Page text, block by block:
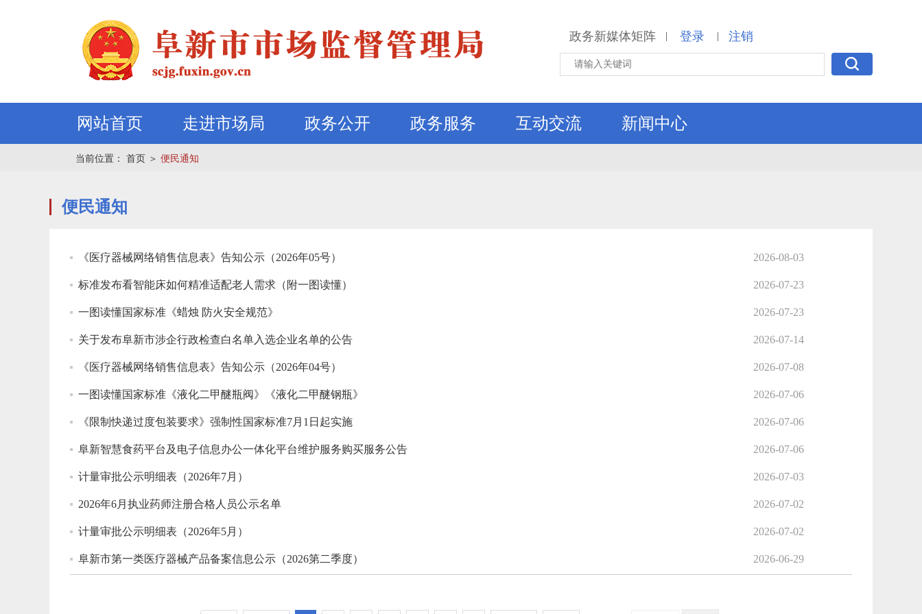
政务新媒体矩阵 | 登录 | 注销
网站首页 走进市场局 政务公开 政务服务 互动交流 新闻中心
当前位置： 首页 ＞ 便民通知
便民通知
《医疗器械网络销售信息表》告知公示（2026年05号） 2026-08-03
标准发布看智能床如何精准适配老人需求（附一图读懂） 2026-07-23
一图读懂国家标准《蜡烛 防火安全规范》 2026-07-23
关于发布阜新市涉企行政检查白名单入选企业名单的公告 2026-07-14
《医疗器械网络销售信息表》告知公示（2026年04号） 2026-07-08
一图读懂国家标准《液化二甲醚瓶阀》《液化二甲醚钢瓶》 2026-07-06
《限制快递过度包装要求》强制性国家标准7月1日起实施 2026-07-06
阜新智慧食药平台及电子信息办公一体化平台维护服务购买服务公告 2026-07-06
计量审批公示明细表（2026年7月） 2026-07-03
2026年6月执业药师注册合格人员公示名单 2026-07-02
计量审批公示明细表（2026年5月） 2026-07-02
阜新市第一类医疗器械产品备案信息公示（2026第二季度） 2026-06-29